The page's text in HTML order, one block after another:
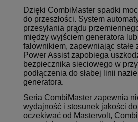
Dzięki CombiMaster spadki
do przeszłości. System
przesyłania prądu
między wyjściem generatora
falownikiem, zapewniając stałe
Power Assist zapobiega
bezpiecznika sieciowego w
podłączenia do słabej linii
generatora.
Seria CombiMaster zapewnia
wydajność i stosunek jakości
oczekiwać od Mastervolt,